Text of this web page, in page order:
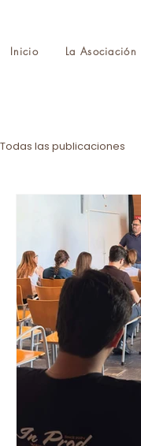
Inicio La Asociación
Todas las publicaciones
Protocolo Feria